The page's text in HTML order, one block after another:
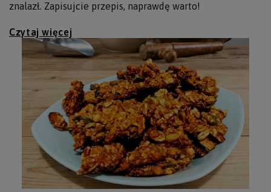
znalazł. Zapisujcie przepis, naprawdę warto!
Czytaj więcej